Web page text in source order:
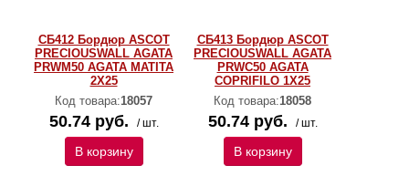
СБ412 Бордюр ASCOT
PRECIOUSWALL AGATA
PRWM50 AGATA MATITA
2X25
Код товара:18057
50.74 руб. / шт.
В корзину
СБ413 Бордюр ASCOT
PRECIOUSWALL AGATA
PRWC50 AGATA
COPRIFILO 1X25
Код товара:18058
50.74 руб. / шт.
В корзину